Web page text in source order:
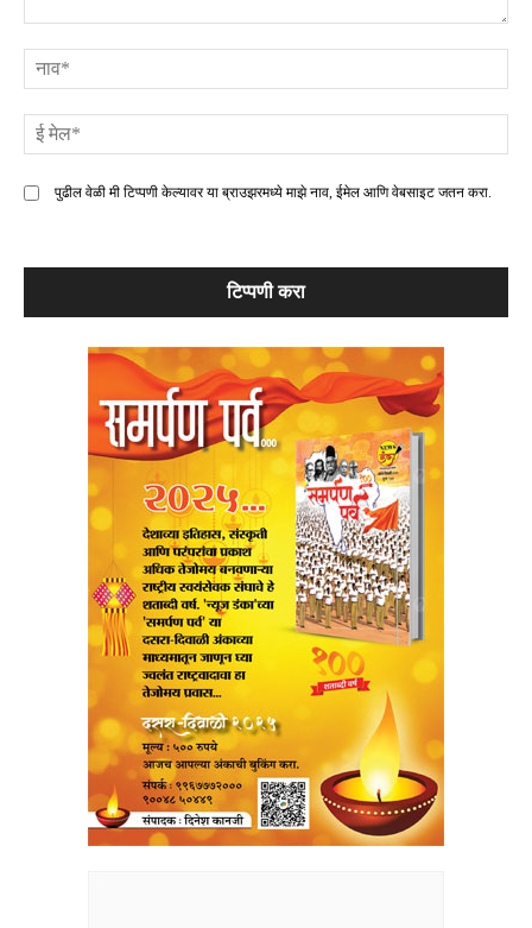
पुढील वेळी मी टिप्पणी केल्यावर या ब्राउझरमध्ये माझे नाव, ईमेल आणि वेबसाइट जतन करा.